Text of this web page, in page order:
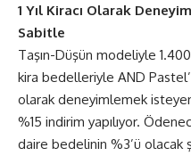
1 Yıl Kiracı Olarak
Sabitle
Taşın-Düşün modeliyle
kira bedelleriyle AND
olarak deneyimlemek
%15 indirim yapılıyor.
daire bedelinin %3’ü olacak